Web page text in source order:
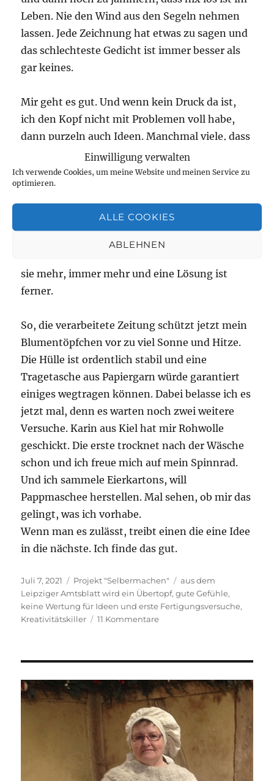
Einwilligung verwalten
Ich verwende Cookies, um meine Website und meinen Service zu
optimieren.
ALLE COOKIES
ABLEHNEN
Leben. Nie den Wind aus den Segeln nehmen
lassen. Jede Zeichnung hat etwas zu sagen und
das schlechteste Gedicht ist immer besser als
gar keines.
Mir geht es gut. Und wenn kein Druck da ist,
ich den Kopf nicht mit Problemen voll habe,
dann purzeln auch Ideen. Manchmal viele, dass
ich ein Zettelchen brauche, damit ich sie nicht
wieder vergesse. Das Geniale daran ist, dass es
beim Werkeln ruhig und entspannt zugeht. Das
ist Ruhe und Entspannung, die bleibt. Und
zusammen mit der Freude, dass ich gerade
etwas erschaffe, lässt das Probleme kleiner
sie mehr, immer mehr und eine Lösung ist
ferner.
So, die verarbeitete Zeitung schützt jetzt mein
Blumentöpfchen vor zu viel Sonne und Hitze.
Die Hülle ist ordentlich stabil und eine
Tragetasche aus Papiergarn würde garantiert
einiges wegtragen können. Dabei belasse ich es
jetzt mal, denn es warten noch zwei weitere
Versuche. Karin aus Kiel hat mir Rohwolle
geschickt. Die erste trocknet nach der Wäsche
schon und ich freue mich auf mein Spinnrad.
Und ich sammele Eierkartons, will
Pappmaschee herstellen. Mal sehen, ob mir das
gelingt, was ich vorhabe.
Wenn man es zulässt, treibt einen die eine Idee
in die nächste. Ich finde das gut.
Veröffentlicht
am
Juli 7, 2021 Kategorien
Projekt "Selbermachen" Schlagwörter
aus dem
Leipziger Amtsblatt wird ein Übertopf,gute Gefühle,
keine Wertung für Ideen und erste Fertigungsversuche,
Kreativitätskiller
11 Kommentarezu
Papier
so
geduldig
ist.